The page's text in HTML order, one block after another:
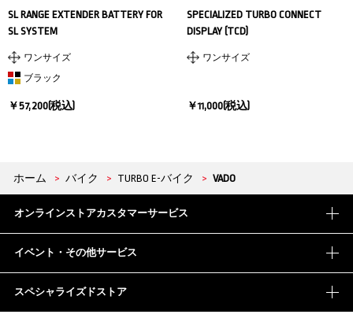
SL RANGE EXTENDER BATTERY FOR
SL SYSTEM
ワンサイズ
ブラック
￥57,200(税込)
SPECIALIZED TURBO CONNECT
DISPLAY (TCD)
ワンサイズ
￥11,000(税込)
ホーム > バイク > TURBO E-バイク > VADO
オンラインストアカスタマーサービス
イベント・その他サービス
スペシャライズドストア